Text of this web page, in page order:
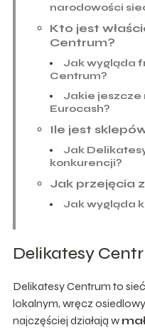
narodowości
Kto jest
Centrum?
Jak wygląda
Centrum?
Jakie jeszcze
Eurocash?
Ile jest
Jak
konkurencji?
Jak przejęcia
Jak wygląda
Delikatesy
Delikatesy Centrum to
lokalnym, wręcz
najczęściej działają w